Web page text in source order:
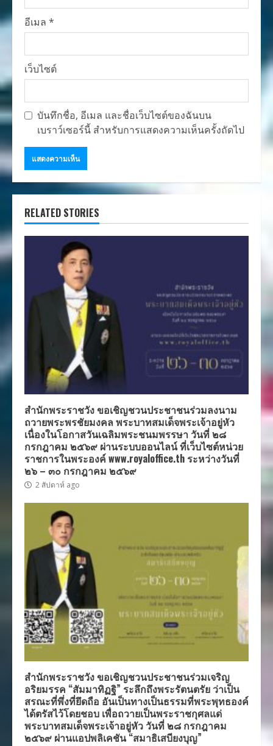
อีเมล *
เว็บไซต์
บันทึกชื่อ, อีเมล และชื่อเว็บไซต์ของฉันบน
เบราว์เซอร์นี้ สำหรับการแสดงความเห็นครั้งถัดไป
RELATED STORIES
สำนักพระราชวัง ขอเชิญชวนประชาชนร่วมลงนาม
ถวายพระพรชัยมงคล พระบาทสมเด็จพระเจ้าอยู่หัว
เนื่องในโอกาสวันเฉลิมพระชนมพรรษา วันที่ ๒๘
กรกฎาคม ๒๕๖๙ ผ่านระบบออนไลน์ ที่เว็บไซต์หน่วย
ราชการในพระองค์ www.royaloffice.th ระหว่างวันที่
๒๖ – ๓๐ กรกฎาคม ๒๕๖๙
2 สัปดาห์ ago
สำนักพระราชวัง ขอเชิญชวนประชาชนร่วมเจริญ
อริยมรรค “สัมมาทิฏฐิ” ระลึกถึงพระรัตนตรัย ว่าเป็น
สรณะที่พึ่งที่ยึดถือ อันเป็นทางเป็นธรรมที่พระพุทธองค์
ได้ตรัสไว้โดยชอบ เพื่อถวายเป็นพระราชกุศลแด่
พระบาทสมเด็จพระเจ้าอยู่หัว วันที่ ๒๘ กรกฎาคม
๒๕๖๙ ผ่านแอปพลิเคชัน “สมาธิเสบียงบุญ”